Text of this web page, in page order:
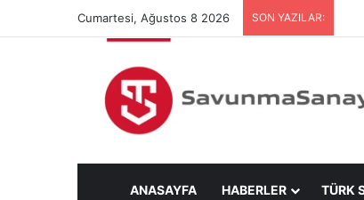
Cumartesi, Ağustos 8 2026 SON YAZILAR:
ANASAYFA HABERLER TÜRK